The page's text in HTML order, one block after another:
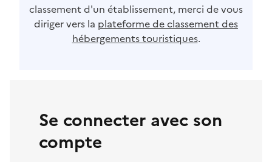
classement d'un établissement, merci de vous
diriger vers la plateforme de classement des
hébergements touristiques.
Se connecter avec son
compte